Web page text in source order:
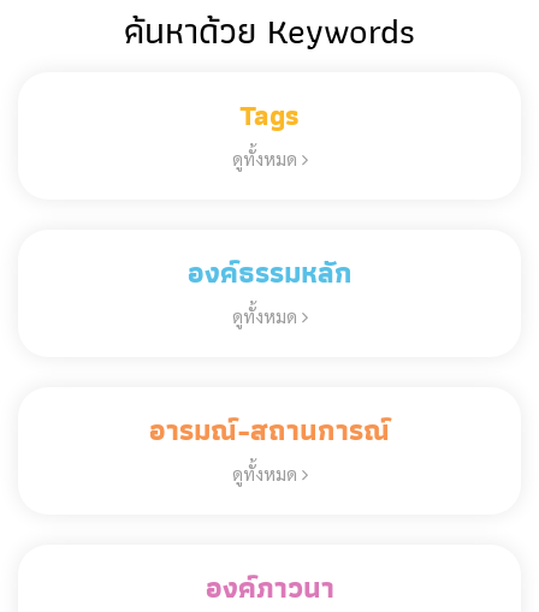
ค้นหาด้วย Keywords
Tags
ดูทั้งหมด
องค์ธรรมหลัก
ดูทั้งหมด
อารมณ์-สถานการณ์
ดูทั้งหมด
องค์ภาวนา